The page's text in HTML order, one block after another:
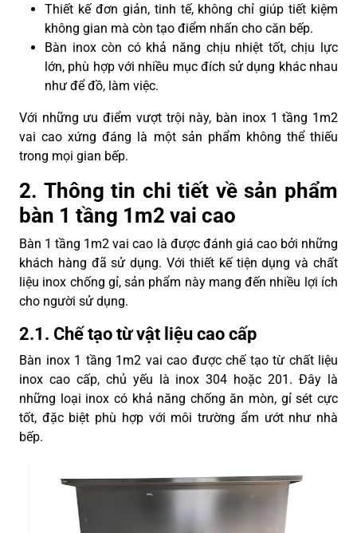
Thiết kế đơn giản, tinh tế, không chỉ giúp tiết kiệm
không gian mà còn tạo điểm nhấn cho căn bếp.
Bàn inox còn có khả năng chịu nhiệt tốt, chịu lực
lớn, phù hợp với nhiều mục đích sử dụng khác nhau
như để đồ, làm việc.
Với những ưu điểm vượt trội này, bàn inox 1 tầng 1m2
vai cao xứng đáng là một sản phẩm không thể thiếu
trong mọi gian bếp.
2. Thông tin chi tiết về sản phẩm
bàn 1 tầng 1m2 vai cao
Bàn 1 tầng 1m2 vai cao là được đánh giá cao bởi những
khách hàng đã sử dụng. Với thiết kế tiện dụng và chất
liệu inox chống gỉ, sản phẩm này mang đến nhiều lợi ích
cho người sử dụng.
2.1. Chế tạo từ vật liệu cao cấp
Bàn inox 1 tầng 1m2 vai cao được chế tạo từ chất liệu
inox cao cấp, chủ yếu là inox 304 hoặc 201. Đây là
những loại inox có khả năng chống ăn mòn, gỉ sét cực
tốt, đặc biệt phù hợp với môi trường ẩm ướt như nhà
bếp.